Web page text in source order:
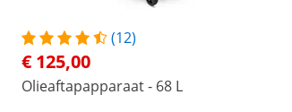
(12)
€ 125,00
Olieaftapapparaat - 68 L